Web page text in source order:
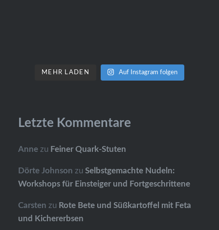
MEHR LADEN Auf Instagram folgen
Letzte Kommentare
Anne zu Feiner Quark-Stuten
Dörte Johnson zuSelbstgemachte Nudeln:
Workshops für Einsteiger und Fortgeschrittene
Carsten zu Rote Bete und Süßkartoffel mit Feta
und Kichererbsen